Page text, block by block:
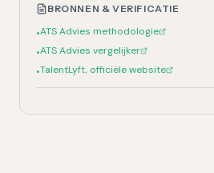
BRONNEN & VERIFICATIE
•ATS Advies methodologie
•ATS Advies vergelijker
•TalentLyft, officiële website